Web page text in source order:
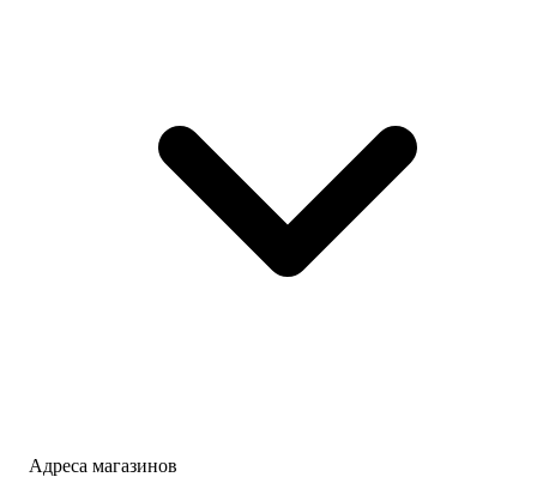
Адреса магазинов